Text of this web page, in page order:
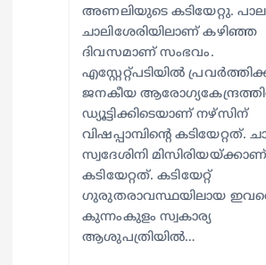
അണലിയുടെ കടിയേറ്റു.
ചാലിശേരിയിലാണ് കഴിഞ്ഞ
ദിവസമാണ് സംഭവം.
എസ്റ്റേറ്റ്പടിയില്‍
ജനകീയ
ഡ്യൂട്ടിക്കിടെയാണ് നഴ്സിന്
വിഷപ്പാമ്പിന്റെ കടിയേറ്റത്.
സ്വദേശിനി മിസിരിയയ്ക്കാണ്
കടിയേറ്റത്. കടിയേറ്റ്
ഗുരുതരാവസ്ഥയിലായ
കുന്നംകുളം സ്വകാര്യ
ആശുപത്രിയില്‍…